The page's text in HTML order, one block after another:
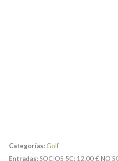
Categorías: Golf
Entradas:SOCIOS 5C: 12,00 € NO